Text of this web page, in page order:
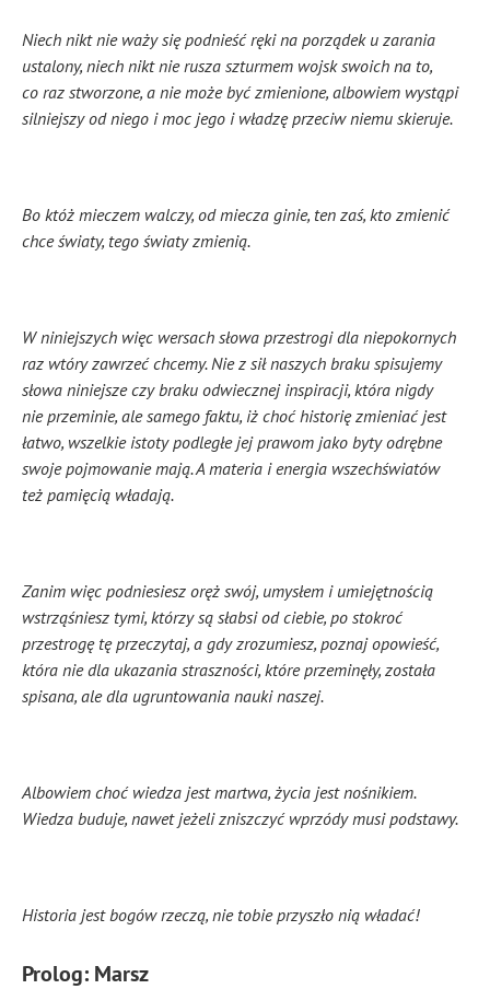
Niech nikt nie waży się podnieść ręki na porządek u zarania
ustalony, niech nikt nie rusza szturmem wojsk swoich na to,
co raz stworzone, a nie może być zmienione, albowiem wystąpi
silniejszy od niego i moc jego i władzę przeciw niemu skieruje.
Bo któż mieczem walczy, od miecza ginie, ten zaś, kto zmienić
chce światy, tego światy zmienią.
W niniejszych więc wersach słowa przestrogi dla niepokornych
raz wtóry zawrzeć chcemy. Nie z sił naszych braku spisujemy
słowa niniejsze czy braku odwiecznej inspiracji, która nigdy
nie przeminie, ale samego faktu, iż choć historię zmieniać jest
łatwo, wszelkie istoty podległe jej prawom jako byty odrębne
swoje pojmowanie mają. A materia i energia wszechświatów
też pamięcią władają.
Zanim więc podniesiesz oręż swój, umysłem i umiejętnością
wstrząśniesz tymi, którzy są słabsi od ciebie, po stokroć
przestrogę tę przeczytaj, a gdy zrozumiesz, poznaj opowieść,
która nie dla ukazania straszności, które przeminęły, została
spisana, ale dla ugruntowania nauki naszej.
Albowiem choć wiedza jest martwa, życia jest nośnikiem.
Wiedza buduje, nawet jeżeli zniszczyć wprzódy musi podstawy.
Historia jest bogów rzeczą, nie tobie przyszło nią władać!
Prolog: Marsz